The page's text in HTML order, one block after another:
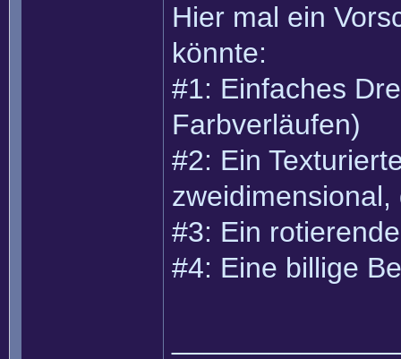
Hier mal ein
könnte:
#1: Einfaches
Farbverläufen)
#2: Ein
#3: Ein
#4: Eine billige